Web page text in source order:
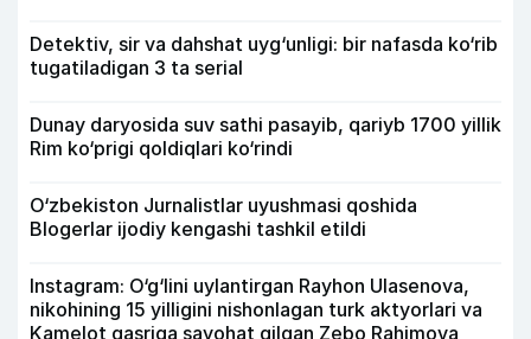
Detektiv, sir va dahshat uyg‘unligi: bir nafasda ko‘rib
tugatiladigan 3 ta serial
Dunay daryosida suv sathi pasayib, qariyb 1700 yillik
Rim ko‘prigi qoldiqlari ko‘rindi
O‘zbekiston Jurnalistlar uyushmasi qoshida
Blogerlar ijodiy kengashi tashkil etildi
Instagram: O‘g‘lini uylantirgan Rayhon Ulasenova,
nikohining 15 yilligini nishonlagan turk aktyorlari va
Kamelot qasriga sayohat qilgan Zebo Rahimova